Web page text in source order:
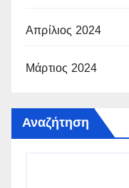
Απρίλιος 2024
Μάρτιος 2024
Αναζήτηση